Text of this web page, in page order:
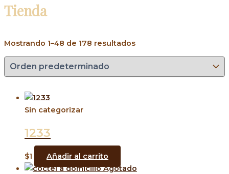
Tienda
Mostrando 1–48 de 178 resultados
Sin categorizar
1233
$1
Añadir al carrito
Agotado